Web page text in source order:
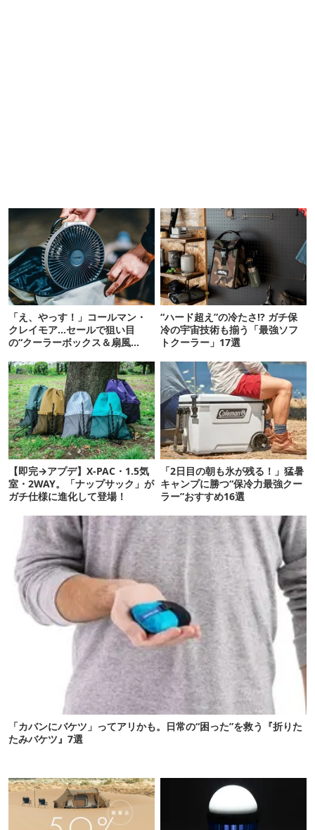
「え、やっす！」コールマン・
クレイモア…セールで狙い目
の“クーラーボックス＆扇風
“ハード超え”の冷たさ!? ガチ保
冷の宇宙技術も揃う「最強ソフ
トクーラー」17選
【即完→アプデ】X-PAC・1.5気
室・2WAY。「ナップサック」が
ガチ仕様に進化して登場！
「2日目の朝も氷が残る！」猛暑
キャンプに勝つ“保冷力最強クー
ラー”おすすめ16選
「カバンにバケツ」ってアリかも。日常の“困った”を救う『折りた
たみバケツ』7選